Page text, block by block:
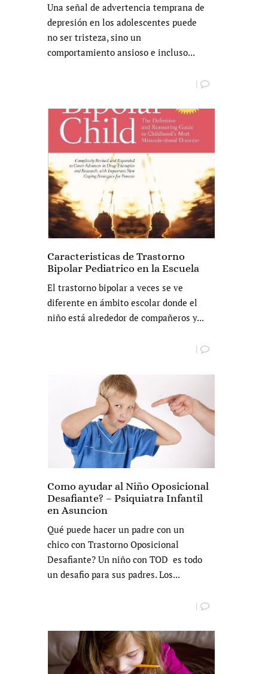
Una señal de advertencia temprana de
depresión en los adolescentes puede
no ser tristeza, sino un
comportamiento ansioso e incluso...
|
Caracteristicas de Trastorno
Bipolar Pediatrico en la Escuela
El trastorno bipolar a veces se ve
diferente en ámbito escolar donde el
niño está alrededor de compañeros y...
|
Como ayudar al Niño Oposicional
Desafiante? – Psiquiatra Infantil
en Asuncion
Qué puede hacer un padre con un
chico con Trastorno Oposicional
Desafiante? Un niño con TOD es todo
un desafio para sus padres. Los...
|